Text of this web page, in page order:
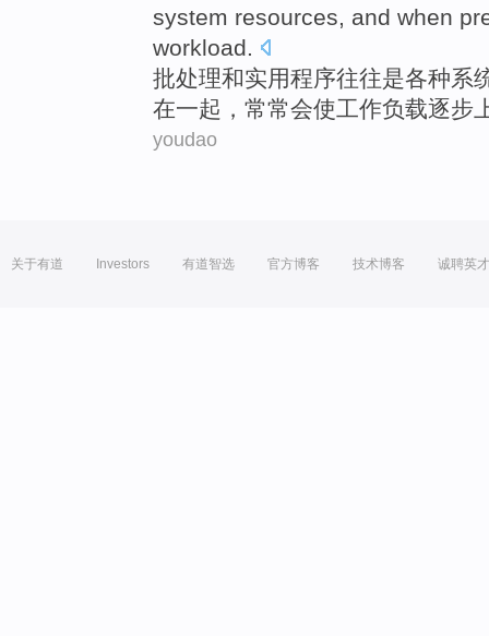
system resources, and when
workload.
批处理和实用程序往往是各种系
在一起 ， 常常会使工作负载逐步
youdao
关于有道 Investors 有道智选 官方博客 技术博客 诚聘英才